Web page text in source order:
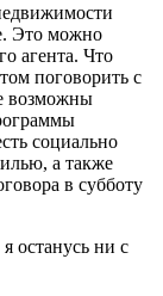
Это можно
агента. Что
поговорить с
возможны
социально
а также
в субботу
останусь ни с